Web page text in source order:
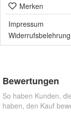
Merken
Impressum
Widerrufsbelehrung
Bewertungen
So haben Kunden,
haben, den Kauf